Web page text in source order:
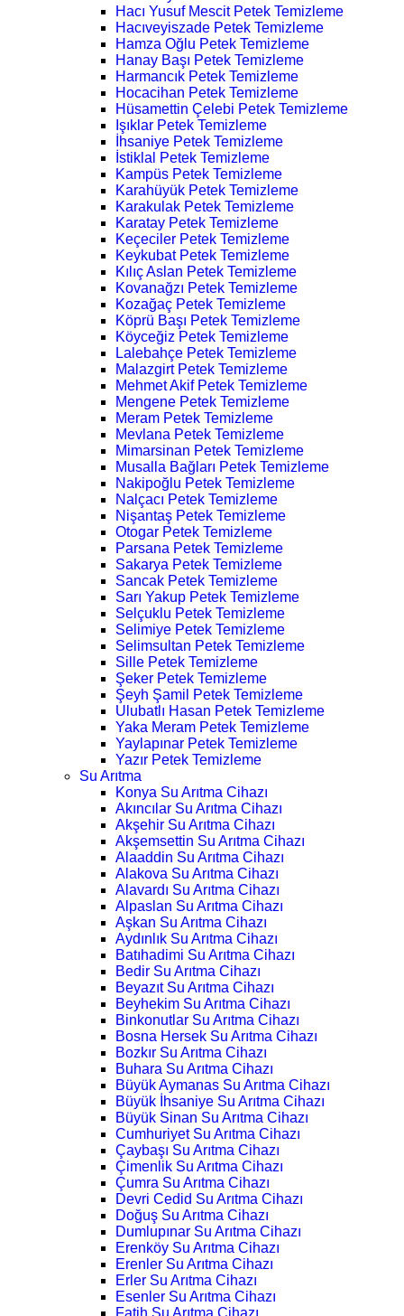
Hacı Yusuf Mescit Petek Temizleme
Hacıveyiszade Petek Temizleme
Hamza Oğlu Petek Temizleme
Hanay Başı Petek Temizleme
Harmancık Petek Temizleme
Hocacihan Petek Temizleme
Hüsamettin Çelebi Petek Temizleme
Işıklar Petek Temizleme
İhsaniye Petek Temizleme
İstiklal Petek Temizleme
Kampüs Petek Temizleme
Karahüyük Petek Temizleme
Karakulak Petek Temizleme
Karatay Petek Temizleme
Keçeciler Petek Temizleme
Keykubat Petek Temizleme
Kılıç Aslan Petek Temizleme
Kovanağzı Petek Temizleme
Kozağaç Petek Temizleme
Köprü Başı Petek Temizleme
Köyceğiz Petek Temizleme
Lalebahçe Petek Temizleme
Malazgirt Petek Temizleme
Mehmet Akif Petek Temizleme
Mengene Petek Temizleme
Meram Petek Temizleme
Mevlana Petek Temizleme
Mimarsinan Petek Temizleme
Musalla Bağları Petek Temizleme
Nakipoğlu Petek Temizleme
Nalçacı Petek Temizleme
Nişantaş Petek Temizleme
Otogar Petek Temizleme
Parsana Petek Temizleme
Sakarya Petek Temizleme
Sancak Petek Temizleme
Sarı Yakup Petek Temizleme
Selçuklu Petek Temizleme
Selimiye Petek Temizleme
Selimsultan Petek Temizleme
Sille Petek Temizleme
Şeker Petek Temizleme
Şeyh Şamil Petek Temizleme
Ulubatlı Hasan Petek Temizleme
Yaka Meram Petek Temizleme
Yaylapınar Petek Temizleme
Yazır Petek Temizleme
Su Arıtma
Konya Su Arıtma Cihazı
Akıncılar Su Arıtma Cihazı
Akşehir Su Arıtma Cihazı
Akşemsettin Su Arıtma Cihazı
Alaaddin Su Arıtma Cihazı
Alakova Su Arıtma Cihazı
Alavardı Su Arıtma Cihazı
Alpaslan Su Arıtma Cihazı
Aşkan Su Arıtma Cihazı
Aydınlık Su Arıtma Cihazı
Batıhadimi Su Arıtma Cihazı
Bedir Su Arıtma Cihazı
Beyazıt Su Arıtma Cihazı
Beyhekim Su Arıtma Cihazı
Binkonutlar Su Arıtma Cihazı
Bosna Hersek Su Arıtma Cihazı
Bozkır Su Arıtma Cihazı
Buhara Su Arıtma Cihazı
Büyük Aymanas Su Arıtma Cihazı
Büyük İhsaniye Su Arıtma Cihazı
Büyük Sinan Su Arıtma Cihazı
Cumhuriyet Su Arıtma Cihazı
Çaybaşı Su Arıtma Cihazı
Çimenlik Su Arıtma Cihazı
Çumra Su Arıtma Cihazı
Devri Cedid Su Arıtma Cihazı
Doğuş Su Arıtma Cihazı
Dumlupınar Su Arıtma Cihazı
Erenköy Su Arıtma Cihazı
Erenler Su Arıtma Cihazı
Erler Su Arıtma Cihazı
Esenler Su Arıtma Cihazı